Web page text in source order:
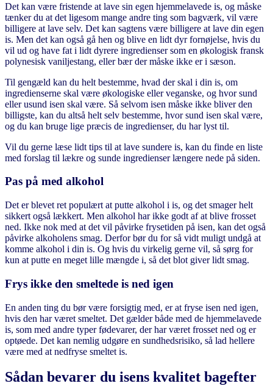
Det kan være fristende at lave sin egen hjemmelavede is, og måske
tænker du at det ligesom mange andre ting som bagværk, vil være
billigere at lave selv. Det kan sagtens være billigere at lave din egen
is. Men det kan også gå hen og blive en lidt dyr fornøjelse, hvis du
vil ud og have fat i lidt dyrere ingredienser som en økologisk fransk
polynesisk vaniljestang, eller bær der måske ikke er i sæson.
Til gengæld kan du helt bestemme, hvad der skal i din is, om
ingredienserne skal være økologiske eller veganske, og hvor sund
eller usund isen skal være. Så selvom isen måske ikke bliver den
billigste, kan du altså helt selv bestemme, hvor sund isen skal være,
og du kan bruge lige præcis de ingredienser, du har lyst til.
Vil du gerne læse lidt tips til at lave sundere is, kan du finde en liste
med forslag til lækre og sunde ingredienser længere nede på siden.
Pas på med alkohol
Det er blevet ret populært at putte alkohol i is, og det smager helt
sikkert også lækkert. Men alkohol har ikke godt af at blive frosset
ned. Ikke nok med at det vil påvirke frysetiden på isen, kan det også
påvirke alkoholens smag. Derfor bør du for så vidt muligt undgå at
komme alkohol i din is. Og hvis du virkelig gerne vil, så sørg for
kun at putte en meget lille mængde i, så det blot giver lidt smag.
Frys ikke den smeltede is ned igen
En anden ting du bør være forsigtig med, er at fryse isen ned igen,
hvis den har været smeltet. Det gælder både med de hjemmelavede
is, som med andre typer fødevarer, der har været frosset ned og er
optøede. Det kan nemlig udgøre en sundhedsrisiko, så lad hellere
være med at nedfryse smeltet is.
Sådan bevarer du isens kvalitet bagefter